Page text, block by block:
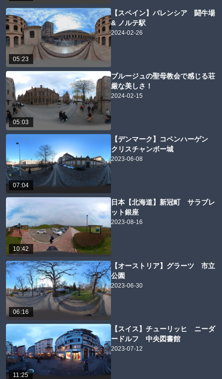
05:23
【スペイン】バレンシア 闘牛場
& ノルテ駅
2024-02-26
05:03
ブルージュの聖母教会で感じる荘
厳な美しさ！
2024-02-15
07:04
【デンマーク】コペンハーゲン
クリスチャンボー城
2023-06-08
10:42
日本【北海道】新冠町 サラブレ
ット銀座
2023-08-16
06:16
【オーストリア】グラーツ 市立
公園
2023-06-30
11:25
【スイス】チューリッヒ ニーダ
ードルフ 中央図書館
2023-07-12